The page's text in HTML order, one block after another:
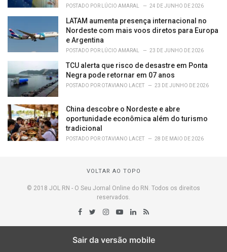
POSTADO POR LÚCIO AMARAL 24 DE JUNHO DE 2026
LATAM aumenta presença internacional no
Nordeste com mais voos diretos para Europa
e Argentina
POSTADO POR LÚCIO AMARAL 23 DE JUNHO DE 2026
TCU alerta que risco de desastre em Ponta
Negra pode retornar em 07 anos
POSTADO POR OTAVIANO LACET 23 DE JUNHO DE 2026
China descobre o Nordeste e abre
oportunidade econômica além do turismo
tradicional
POSTADO POR OTAVIANO LACET 28 DE MAIO DE 2026
VOLTAR AO TOPO
© 2018 JOL RN - O Seu Jornal Online do RN. Todos os direitos
reservados.
Sair da versão mobile